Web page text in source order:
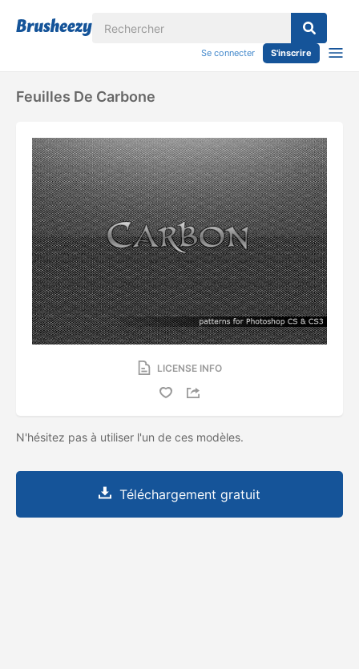
Se connecter S'inscrire
Feuilles De Carbone
LICENSE INFO
N'hésitez pas à utiliser l'un de ces modèles.
Téléchargement gratuit